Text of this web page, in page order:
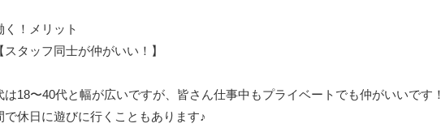
く！メリット
タッフ同士が仲がいい！】
は18〜40代と幅が広いですが、皆さん仕事中もプライベートでも仲がいいです！
で休日に遊びに行くこともあります♪